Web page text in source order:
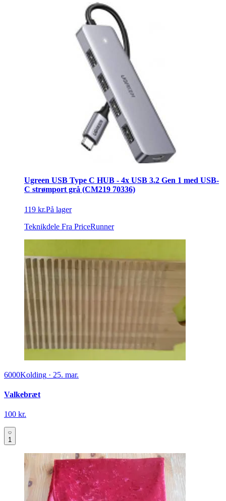
Ugreen USB Type C HUB - 4x USB 3.2 Gen 1 med USB-
C strømport grå (CM219 70336)
119 kr.På lager
Teknikdele Fra PriceRunner
6000Kolding · 25. mar.
Valkebræt
100 kr.
1